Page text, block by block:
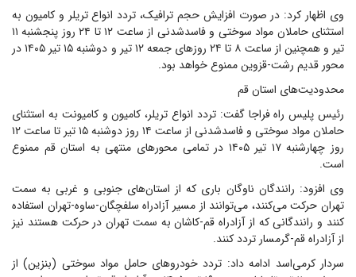
وی اظهار کرد: در صورت افزایش حجم ترافیک، تردد انواع تریلر و کامیون به
استثنای حاملان مواد سوختی و فاسدشدنی از ساعت ۱۲ تا ۲۴ روز پنجشنبه ۱۱
تیر و همچنین از ساعت ۸ تا ۲۴ روزهای جمعه ۱۲ تیر و دوشنبه ۱۵ تیر ۱۴۰۵ در
محور قدیم رشت-قزوین ممنوع خواهد بود.
محدودیت‌های استان قم
رئیس پلیس راه فراجا گفت: تردد انواع تریلر، کامیون و کامیونت به استثنای
حاملان مواد سوختی و فاسدشدنی از ساعت ۱۴ روز دوشنبه ۱۵ تیر تا ساعت ۱۲
روز چهارشنبه ۱۷ تیر ۱۴۰۵ در تمامی محورهای منتهی به استان قم ممنوع
است.
وی افزود: رانندگان ناوگان باری که از استان‌های جنوبی و غربی به سمت
تهران حرکت می‌کنند، می‌توانند از مسیر آزادراه سلفچگان-ساوه-تهران استفاده
کنند و رانندگانی که از آزادراه قم-کاشان به سمت تهران در حرکت هستند نیز
از آزادراه قم-گرمسار تردد کنند.
سردار کرمی‌اسد ادامه داد: تردد خودروهای حامل مواد سوختی (بنزین) از